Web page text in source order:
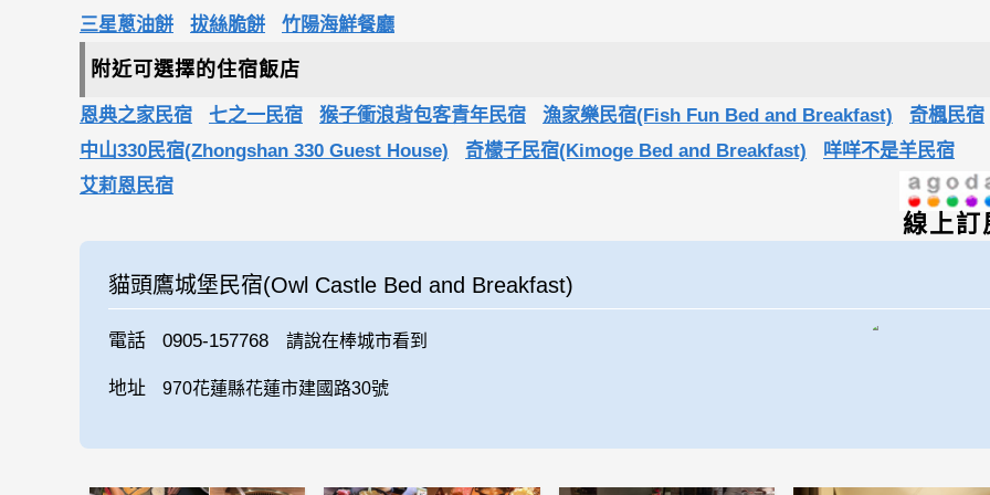
三星蔥油餅
拔絲脆餅 竹陽海鮮餐廳
附近可選擇的住宿飯店
恩典之家民宿 七之一民宿 猴子衝浪背包客青年民宿 漁家樂民宿(Fish Fun Bed and Breakfast)
奇楓民宿
中山330民宿(Zhongshan 330 Guest House)
奇檬子民宿(Kimoge Bed and Breakfast)
咩咩不是羊民宿
艾莉恩民宿
線上訂
貓頭鷹城堡民宿(Owl Castle Bed and Breakfast)
電話 0905-157768 請說在棒城市看到
地址 970花蓮縣花蓮市建國路30號